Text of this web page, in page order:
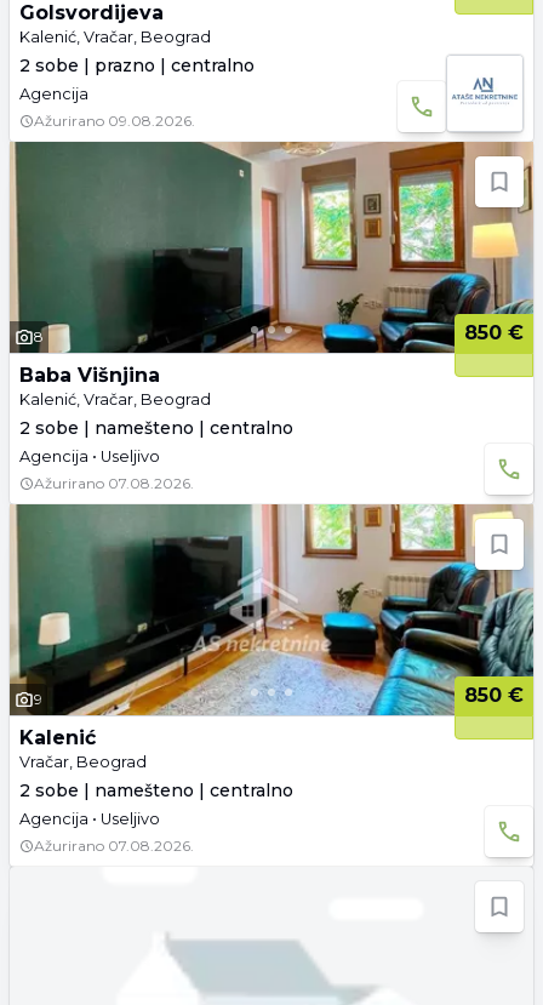
Golsvordijeva
Kalenić, Vračar, Beograd
2 sobe | prazno | centralno
Agencija
Ažurirano 09.08.2026.
8
850 €
Baba Višnjina
Kalenić, Vračar, Beograd
2 sobe | namešteno | centralno
Agencija • Useljivo
Ažurirano 07.08.2026.
9
850 €
Kalenić
Vračar, Beograd
2 sobe | namešteno | centralno
Agencija • Useljivo
Ažurirano 07.08.2026.